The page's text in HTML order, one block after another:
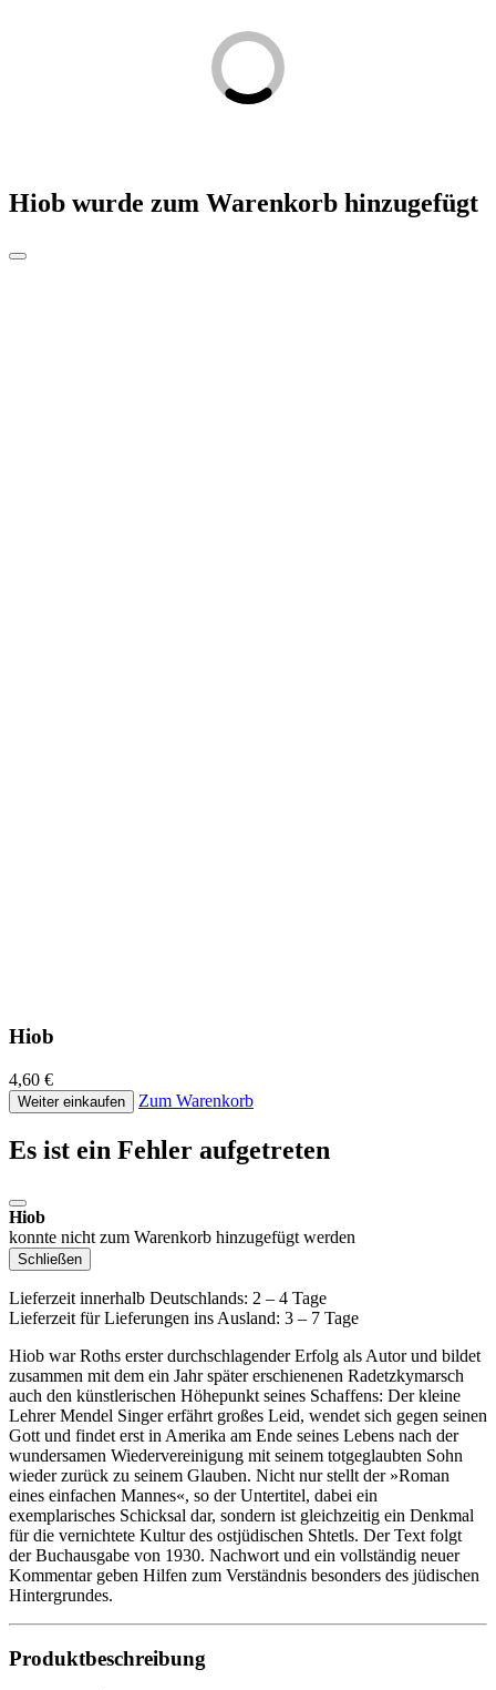
Hiob wurde zum Warenkorb hinzugefügt
Hiob
4,60 €
Weiter einkaufen Zum Warenkorb
Es ist ein Fehler aufgetreten
Hiob
konnte nicht zum Warenkorb hinzugefügt werden
Schließen
Lieferzeit innerhalb Deutschlands: 2 – 4 Tage
Lieferzeit für Lieferungen ins Ausland: 3 – 7 Tage
Hiob war Roths erster durchschlagender Erfolg als Autor und bildet
zusammen mit dem ein Jahr später erschienenen Radetzkymarsch
auch den künstlerischen Höhepunkt seines Schaffens: Der kleine
Lehrer Mendel Singer erfährt großes Leid, wendet sich gegen seinen
Gott und findet erst in Amerika am Ende seines Lebens nach der
wundersamen Wiedervereinigung mit seinem totgeglaubten Sohn
wieder zurück zu seinem Glauben. Nicht nur stellt der »Roman
eines einfachen Mannes«, so der Untertitel, dabei ein
exemplarisches Schicksal dar, sondern ist gleichzeitig ein Denkmal
für die vernichtete Kultur des ostjüdischen Shtetls. Der Text folgt
der Buchausgabe von 1930. Nachwort und ein vollständig neuer
Kommentar geben Hilfen zum Verständnis besonders des jüdischen
Hintergrundes.
Produktbeschreibung